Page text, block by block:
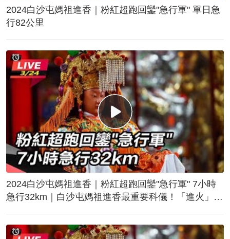
2024白沙屯媽祖進香｜粉紅超跑回鑾"急行軍" 單日急
行82公里
2024白沙屯媽祖進香｜粉紅超跑回鑾"急行軍" 7小時
急行32km｜白沙屯媽祖進香最重要科儀！「進火」儀